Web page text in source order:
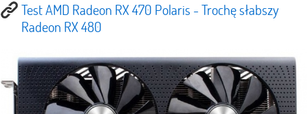
Test AMD Radeon RX 470 Polaris - Trochę słabszy
Radeon RX 480